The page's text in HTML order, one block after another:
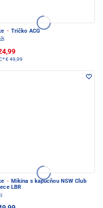
· Tričko ACG
€ 49,99
· Mikina s kapucňou NSW Club
LBR